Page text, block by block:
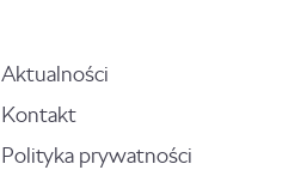
Aktualności
Kontakt
Polityka prywatności